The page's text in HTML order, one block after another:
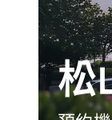
松